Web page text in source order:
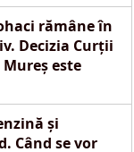
rămâne în
Decizia Curții
este
și
Când se vor